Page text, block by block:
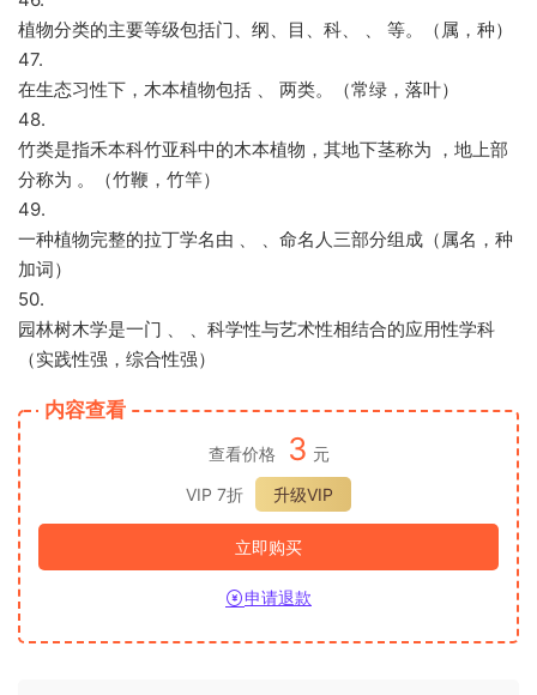
植物分类的主要等级包括门、纲、目、科、 、 等。（属，种）
47.
在生态习性下，木本植物包括 、 两类。（常绿，落叶）
48.
竹类是指禾本科竹亚科中的木本植物，其地下茎称为 ，地上部
分称为 。（竹鞭，竹竿）
49.
一种植物完整的拉丁学名由 、 、命名人三部分组成（属名，种
加词）
50.
园林树木学是一门 、 、科学性与艺术性相结合的应用性学科
（实践性强，综合性强）
内容查看
查看价格 3 元
VIP 7折
升级VIP
立即购买
申请退款